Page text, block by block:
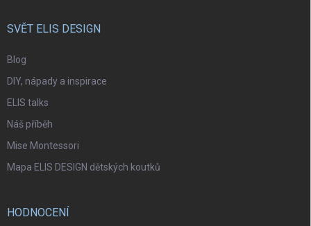
SVĚT ELIS DESIGN
Blog
DIY, nápady a inspirace
ELIS talks
Náš příběh
Mise Montessori
Mapa ELIS DESIGN dětských koutků
HODNOCENÍ